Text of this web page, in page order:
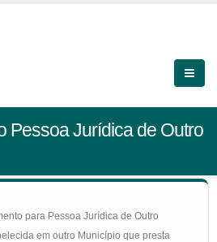
Pessoa Jurídica de Outro
para Pessoa Jurídica de Outro
em outro Município que presta